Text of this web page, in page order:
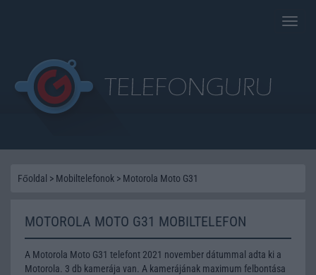
Toggle
Főoldal > Mobiltelefonok > Motorola Moto G31
MOTOROLA MOTO G31 MOBILTELEFON
A Motorola Moto G31 telefont 2021 november dátummal adta ki a
Motorola. 3 db kamerája van. A kamerájának maximum felbontása